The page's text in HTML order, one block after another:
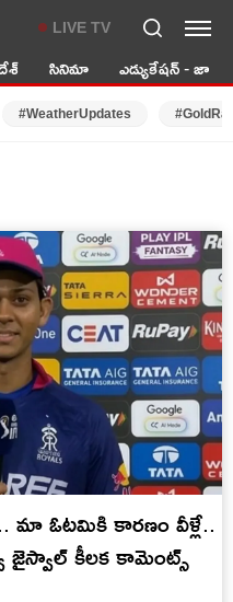
LIVE TV
సినిమా ఎడ్యుకేషన్ - జాబ్స్
#WeatherUpdates
మా ఓటమికి కారణం వీళ్లే..
జైస్వాల్ కీలక కామెంట్స్